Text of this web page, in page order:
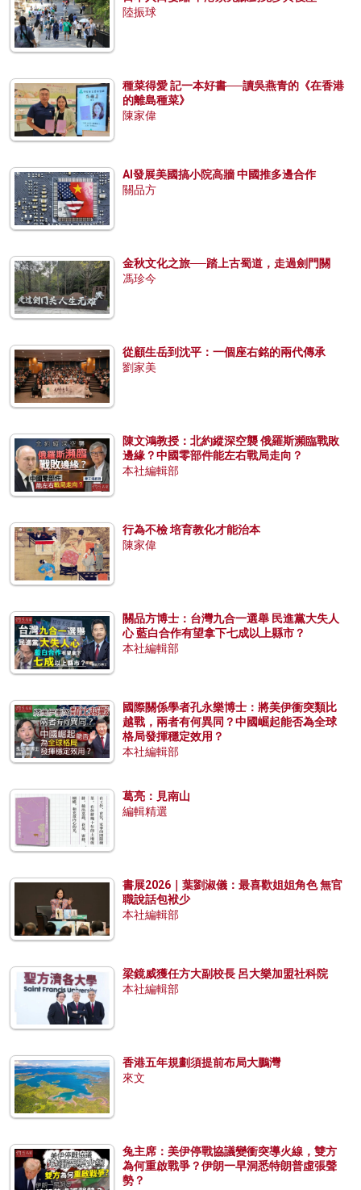
陸振球
種菜得愛 記一本好書──讀吳燕青的《在香港
的離島種菜》
陳家偉
AI發展美國搞小院高牆 中國推多邊合作
關品方
金秋文化之旅──踏上古蜀道，走過劍門關
馮珍今
從顧生岳到沈平：一個座右銘的兩代傳承
劉家美
陳文鴻教授：北約縱深空襲 俄羅斯瀕臨戰敗
邊緣？中國零部件能左右戰局走向？
本社編輯部
行為不檢 培育教化才能治本
陳家偉
關品方博士：台灣九合一選舉 民進黨大失人
心 藍白合作有望拿下七成以上縣市？
本社編輯部
國際關係學者孔永樂博士：將美伊衝突類比
越戰，兩者有何異同？中國崛起能否為全球
格局發揮穩定效用？
本社編輯部
葛亮：見南山
編輯精選
書展2026｜葉劉淑儀：最喜歡姐姐角色 無官
職說話包袱少
本社編輯部
梁鏡威獲任方大副校長 呂大樂加盟社科院
本社編輯部
香港五年規劃須提前布局大鵬灣
來文
兔主席：美伊停戰協議變衝突導火線，雙方
為何重啟戰爭？伊朗一早洞悉特朗普虛張聲
勢？